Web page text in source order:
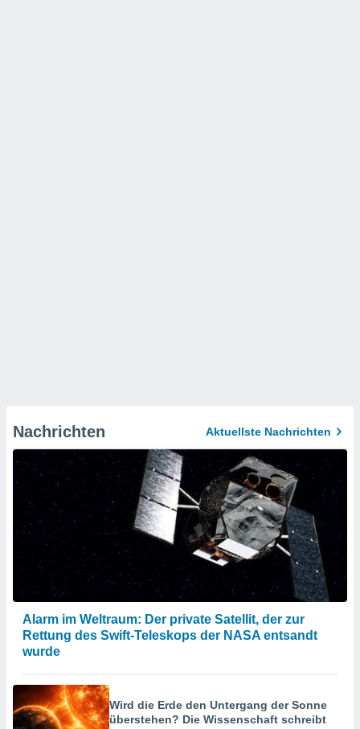
Nachrichten Aktuellste Nachrichten
Alarm im Weltraum: Der private Satellit, der zur
Rettung des Swift-Teleskops der NASA entsandt
wurde
Wird die Erde den Untergang der Sonne
überstehen? Die Wissenschaft schreibt